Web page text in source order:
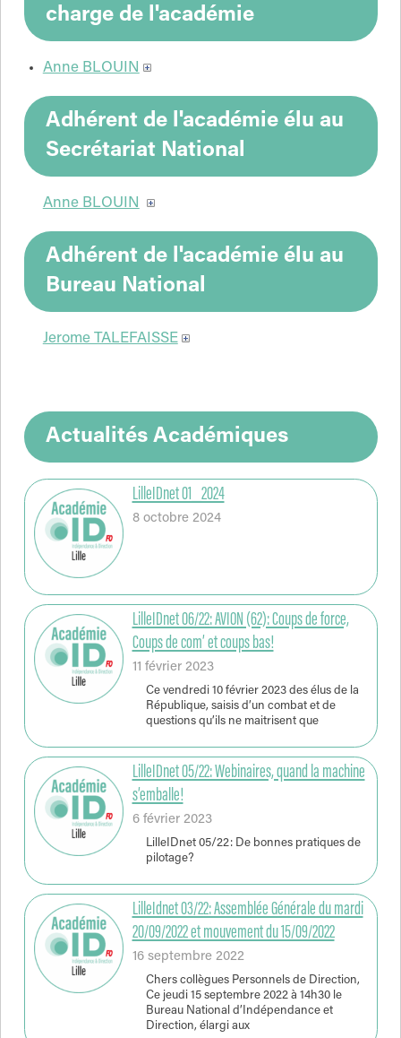
charge de l'académie
Anne BLOUIN
Adhérent de l'académie élu au
Secrétariat National
Anne BLOUIN
Adhérent de l'académie élu au
Bureau National
Jerome TALEFAISSE
Actualités Académiques
LilleIDnet 01_2024
8 octobre 2024
LilleIDnet 06/22: AVION (62): Coups de force,
Coups de com’ et coups bas!
11 février 2023
Ce vendredi 10 février 2023 des élus de la
République, saisis d’un combat et de
questions qu’ils ne maitrisent que
LilleIDnet 05/22: Webinaires, quand la machine
s’emballe!
6 février 2023
LilleIDnet 05/22: De bonnes pratiques de
pilotage?
LilleIdnet 03/22: Assemblée Générale du mardi
20/09/2022 et mouvement du 15/09/2022
16 septembre 2022
Chers collègues Personnels de Direction,
Ce jeudi 15 septembre 2022 à 14h30 le
Bureau National d’Indépendance et
Direction, élargi aux